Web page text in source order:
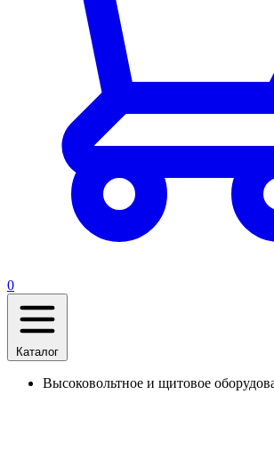
0
Каталог
Высоковольтное и щитовое